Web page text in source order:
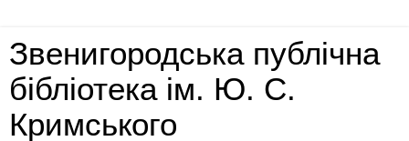
Звенигородська публічна
бібліотека ім. Ю. С.
Кримського